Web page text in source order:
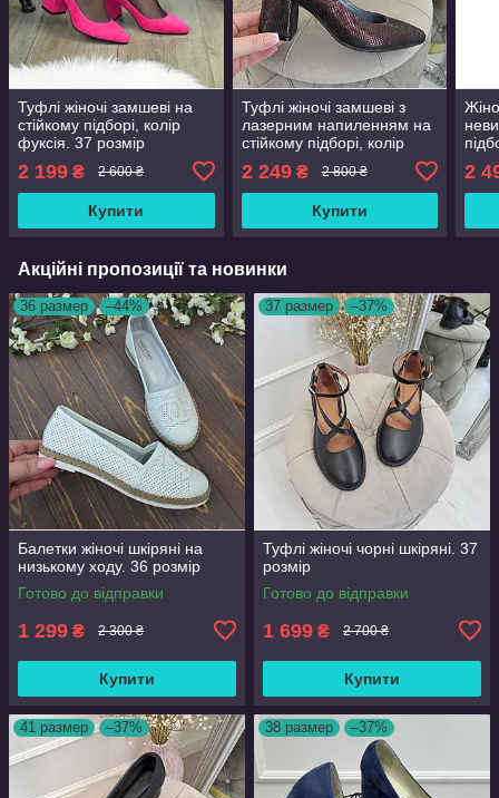
Туфлі жіночі замшеві на
стійкому підборі, колір
фуксія. 37 розмір
2 199 ₴ 2 600 ₴
Купити
Туфлі жіночі замшеві з
лазерним напиленням на
стійкому підборі, колір
2 249₴ 2 800 ₴
Купити
2
Акційні пропозиції та новинки
36 размер –44%
Балетки жіночі шкіряні на
низькому ходу. 36 розмір
Готово до відправки
1 299 ₴ 2 300 ₴
Купити
37 размер –37%
Туфлі жіночі чорні шкіряні. 37
розмір
Готово до відправки
1 699 ₴ 2 700 ₴
Купити
41 размер –37% 38 размер –37%